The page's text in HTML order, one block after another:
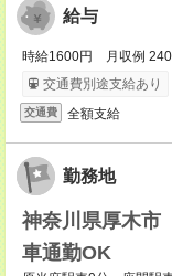
給与
時給1600円 月収例
交通費別途支給あり
交通費 全額支給
勤務地
神奈川県厚木市
車通勤OK